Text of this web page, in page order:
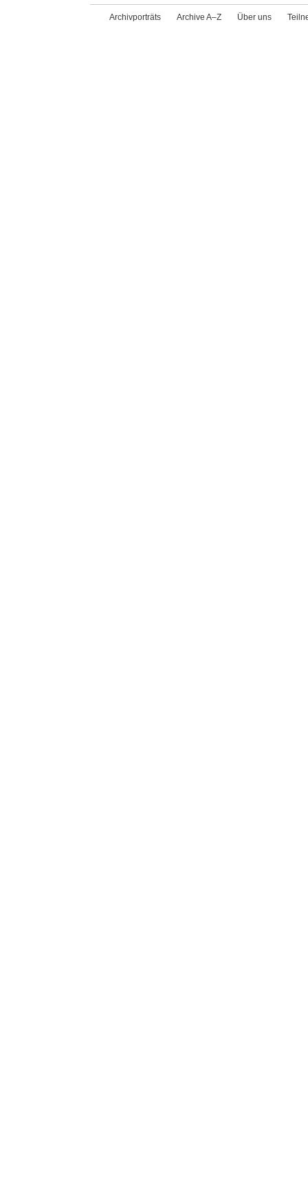
Archivporträts Archive A–Z Über uns